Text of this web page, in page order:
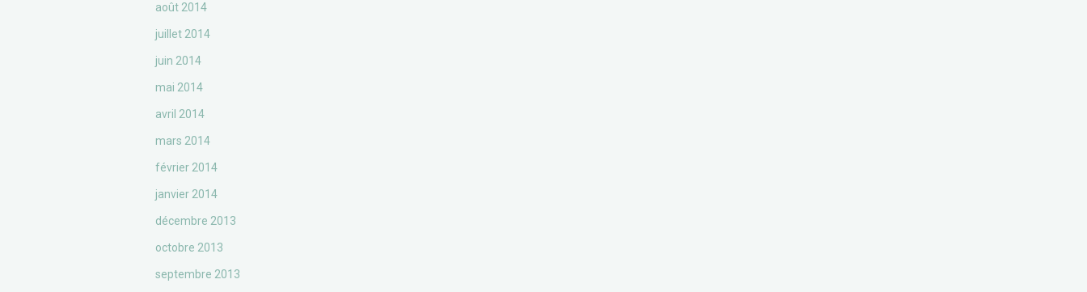
août 2014
juillet 2014
juin 2014
mai 2014
avril 2014
mars 2014
février 2014
janvier 2014
décembre 2013
octobre 2013
septembre 2013